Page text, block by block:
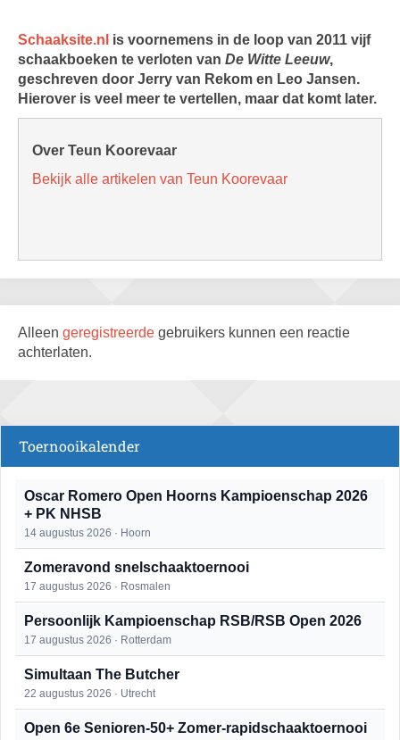
Schaaksite.nl is voornemens in de loop van 2011 vijf
schaakboeken te verloten van De Witte Leeuw,
geschreven door Jerry van Rekom en Leo Jansen.
Hierover is veel meer te vertellen, maar dat komt later.
Over Teun Koorevaar
Bekijk alle artikelen van Teun Koorevaar
Alleen geregistreerde gebruikers kunnen een reactie
achterlaten.
Toernooikalender
Oscar Romero Open Hoorns Kampioenschap 2026
+ PK NHSB
14 augustus 2026 · Hoorn
Zomeravond snelschaaktoernooi
17 augustus 2026 · Rosmalen
Persoonlijk Kampioenschap RSB/RSB Open 2026
17 augustus 2026 · Rotterdam
Simultaan The Butcher
22 augustus 2026 · Utrecht
Open 6e Senioren-50+ Zomer-rapidschaaktoernooi